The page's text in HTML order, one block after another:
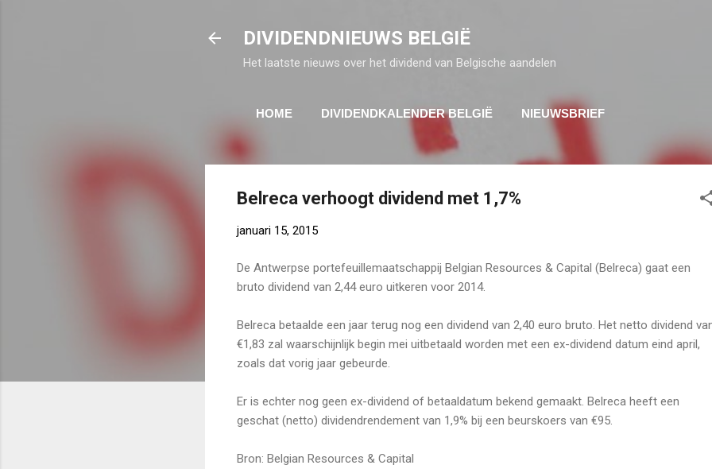
DIVIDENDNIEUWS BELGIË
Het laatste nieuws over het dividend van Belgische aandelen
HOME DIVIDENDKALENDER BELGIË NIEUWSBRIEF
Belreca verhoogt dividend met 1,7%
januari 15, 2015
De Antwerpse portefeuillemaatschappij Belgian Resources & Capital (Belreca) gaat een
bruto dividend van 2,44 euro uitkeren voor 2014.
Belreca betaalde een jaar terug nog een dividend van 2,40 euro bruto. Het netto dividend
€1,83 zal waarschijnlijk begin mei uitbetaald worden met een ex-dividend datum eind april,
zoals dat vorig jaar gebeurde.
Er is echter nog geen ex-dividend of betaaldatum bekend gemaakt. Belreca heeft een
geschat (netto) dividendrendement van 1,9% bij een beurskoers van €95.
Bron: Belgian Resources & Capital